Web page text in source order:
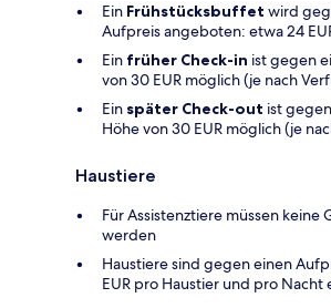
Ein Frühstücksbuffet wird
Aufpreis angeboten: etwa 24
Ein früher Check-in ist gegen
von 30 EUR möglich (je nach
Ein später Check-out ist
Höhe von 30 EUR möglich (je
Haustiere
Für Assistenztiere müssen
werden
Haustiere sind gegen einen
EUR pro Haustier und pro Nacht